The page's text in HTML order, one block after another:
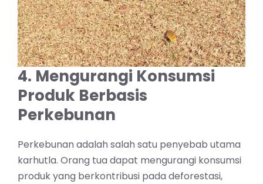
4. Mengurangi Konsumsi
Produk Berbasis
Perkebunan
Perkebunan adalah salah satu penyebab utama
karhutla. Orang tua dapat mengurangi konsumsi
produk yang berkontribusi pada deforestasi,